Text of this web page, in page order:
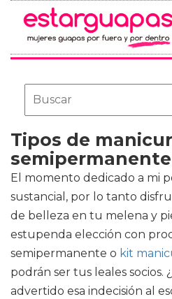
Tipos de
semipermanente
El momento dedicado a mi
sustancial, por lo tanto
de belleza en tu melena y
estupenda elección con
semipermanente o kit
podrán ser tus leales socios.
advertido esa indecisión al